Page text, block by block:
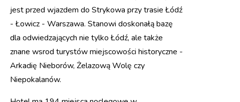
jest przed wjazdem do Strykowa przy trasie Łódź
- Łowicz - Warszawa. Stanowi doskonałą bazę
dla odwiedzających nie tylko Łódź, ale także
znane wsrod turystów miejscowości historyczne -
Arkadię Nieborów, Żelazową Wolę czy
Niepokalanów.